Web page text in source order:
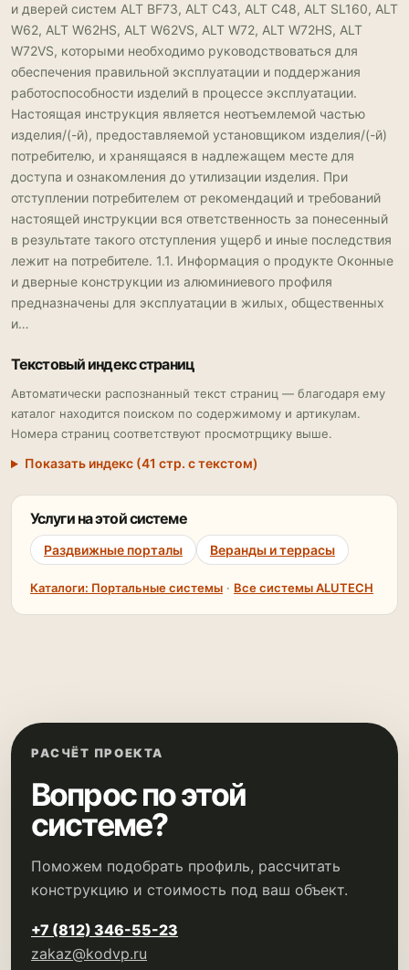
и дверей систем ALT BF73, ALT С43, ALT С48, ALT SL160, ALT
W62, ALT W62HS, ALT W62VS, ALT W72, ALT W72HS, ALT
W72VS, которыми необходимо руководствоваться для
обеспечения правильной эксплуатации и поддержания
работоспособности изделий в процессе эксплуатации.
Настоящая инструкция является неотъемлемой частью
изделия/(-й), предоставляемой установщиком изделия/(-й)
потребителю, и хранящаяся в надлежащем месте для
доступа и ознакомления до утилизации изделия. При
отступлении потребителем от рекомендаций и требований
настоящей инструкции вся ответственность за понесенный
в результате такого отступления ущерб и иные последствия
лежит на потребителе. 1.1. Информация о продукте Оконные
и дверные конструкции из алюминиевого профиля
предназначены для эксплуатации в жилых, общественных
и…
Текстовый индекс страниц
Автоматически распознанный текст страниц — благодаря ему
каталог находится поиском по содержимому и артикулам.
Номера страниц соответствуют просмотрщику выше.
Показать индекс (41 стр. с текстом)
Услуги на этой системе
Раздвижные порталы Веранды и террасы
Каталоги: Портальные системы · Все системы ALUTECH
РАСЧЁТ ПРОЕКТА
Вопрос по этой
системе?
Поможем подобрать профиль, рассчитать
конструкцию и стоимость под ваш объект.
+7 (812) 346-55-23
zakaz@kodvp.ru